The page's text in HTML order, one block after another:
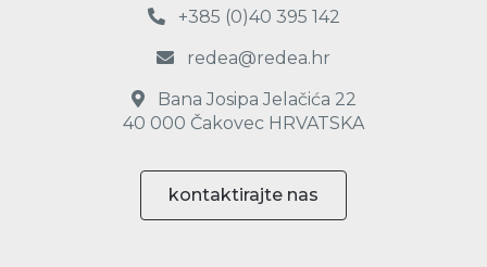
+385 (0)40 395 142
redea@redea.hr
Bana Josipa Jelačića 22
40 000 Čakovec HRVATSKA
kontaktirajte nas